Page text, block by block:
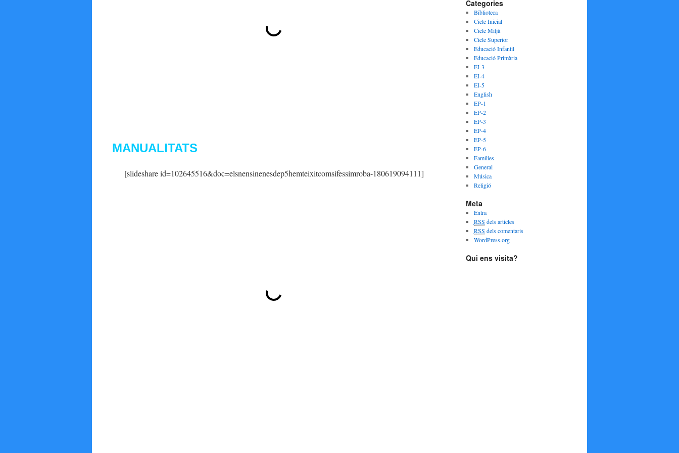
MANUALITATS
[slideshare id=102645516&doc=elsnensinenesdep5hemteixitcomsifessimroba-180619094111]
Categories
Biblioteca
Cicle Inicial
Cicle Mitjà
Cicle Superior
Educació Infantil
Educació Primària
EI-3
EI-4
EI-5
English
EP-1
EP-2
EP-3
EP-4
EP-5
EP-6
Famílies
General
Música
Religió
Meta
Entra
RSS dels articles
RSS dels comentaris
WordPress.org
Qui ens visita?